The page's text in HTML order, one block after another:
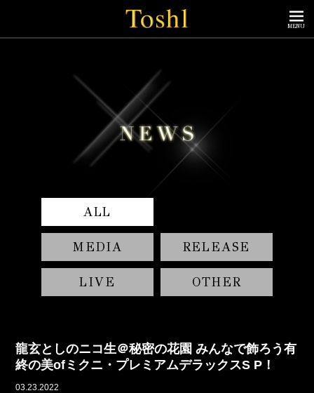
MENU
ALL
MEDIA RELEASE
LIVE OTHER
龍玄としのニコ生＠秘密の花園 みんなで飾ろう有
終の美ofミクニ・プレミアムデラックスS P！
03.23.2022